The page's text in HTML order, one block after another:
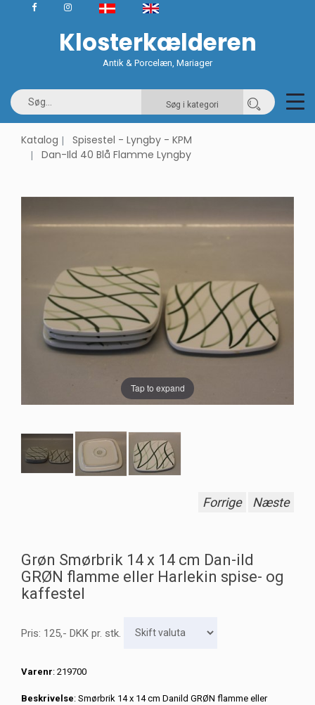
Klosterkælderen
Antik & Porcelæn, Mariager
Søg i kategori
Katalog
Spisestel - Lyngby - KPM
Dan-Ild 40 Blå Flamme Lyngby
Tap to expand
Forrige Næste
Grøn Smørbrik 14 x 14 cm Dan-ild
GRØN flamme eller Harlekin spise- og
kaffestel
Pris: 125,- DKK pr. stk.
Varenr: 219700
Beskrivelse: Smørbrik 14 x 14 cm Danild GRØN flamme eller